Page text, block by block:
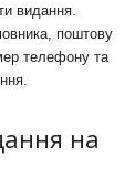
видання.
поштову
телефону та
на